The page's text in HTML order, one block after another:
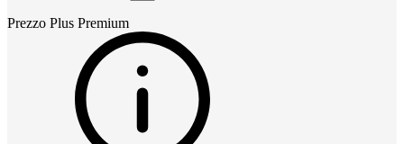
Prezzo Plus Premium